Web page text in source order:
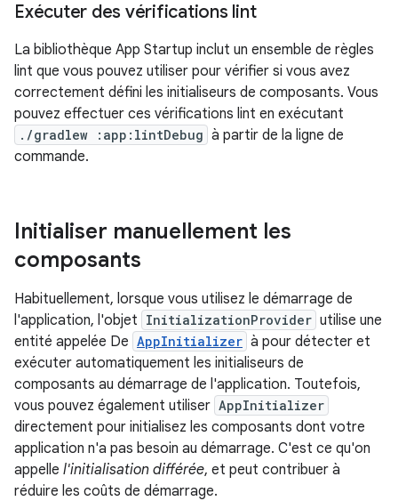
Exécuter des vérifications lint
La bibliothèque App Startup inclut un ensemble de règles
lint que vous pouvez utiliser pour vérifier si vous avez
correctement défini les initialiseurs de composants. Vous
pouvez effectuer ces vérifications lint en exécutant
./gradlew :app:lintDebug à partir de la ligne de
commande.
Initialiser manuellement les
composants
Habituellement, lorsque vous utilisez le démarrage de
l'application, l'objet InitializationProvider utilise une
entité appelée De AppInitializer à pour détecter et
exécuter automatiquement les initialiseurs de
composants au démarrage de l'application. Toutefois,
vous pouvez également utiliser AppInitializer
directement pour initialisez les composants dont votre
application n'a pas besoin au démarrage. C'est ce qu'on
appelle l'initialisation différée, et peut contribuer à
réduire les coûts de démarrage.